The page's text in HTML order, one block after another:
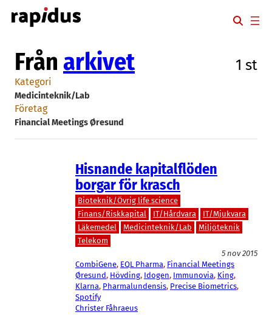
Hoppa
till
Från arkivet 1 st
Kategori
Medicinteknik/Lab
Företag
Financial Meetings Øresund
Hisnande kapitalflöden
borgar för krasch
Bioteknik/Övrig life science
Finans/Riskkapital
IT/Hårdvara
IT/Mjukvara
Läkemedel
Medicinteknik/Lab
Miljöteknik
Telekom
5 nov 2015
CombiGene, EQL Pharma, Financial Meetings
Øresund, Hövding, Idogen, Immunovia, King
Klarna, Pharmalundensis, Precise Biometrics
Spotify
Christer Fåhraeus